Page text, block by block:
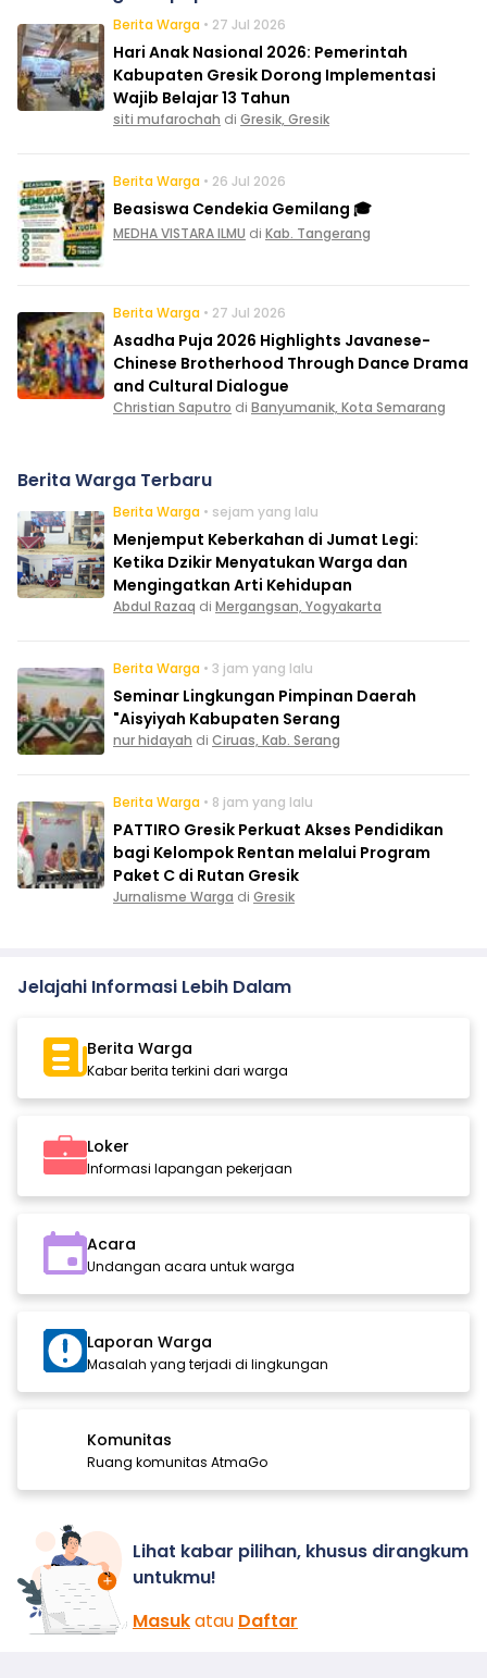
Berita Warga • 27 Jul 2026
Hari Anak Nasional 2026: Pemerintah
Kabupaten Gresik Dorong Implementasi
Wajib Belajar 13 Tahun
siti mufarochah di Gresik, Gresik
Berita Warga • 26 Jul 2026
Beasiswa Cendekia Gemilang 🎓
MEDHA VISTARA ILMU di Kab. Tangerang
Berita Warga • 27 Jul 2026
Asadha Puja 2026 Highlights Javanese-
Chinese Brotherhood Through Dance Drama
and Cultural Dialogue
Christian Saputro di Banyumanik, Kota Semarang
Berita Warga Terbaru
Berita Warga • sejam yang lalu
Menjemput Keberkahan di Jumat Legi:
Ketika Dzikir Menyatukan Warga dan
Mengingatkan Arti Kehidupan
Abdul Razaq di Mergangsan, Yogyakarta
Berita Warga • 3 jam yang lalu
Seminar Lingkungan Pimpinan Daerah
"Aisyiyah Kabupaten Serang
nur hidayah di Ciruas, Kab. Serang
Berita Warga • 8 jam yang lalu
PATTIRO Gresik Perkuat Akses Pendidikan
bagi Kelompok Rentan melalui Program
Paket C di Rutan Gresik
Jurnalisme Warga di Gresik
Jelajahi Informasi Lebih Dalam
Berita Warga
Kabar berita terkini dari warga
Loker
Informasi lapangan pekerjaan
Acara
Undangan acara untuk warga
Laporan Warga
Masalah yang terjadi di lingkungan
Komunitas
Ruang komunitas AtmaGo
Lihat kabar pilihan, khusus dirangkum
untukmu!
Masukatau Daftar